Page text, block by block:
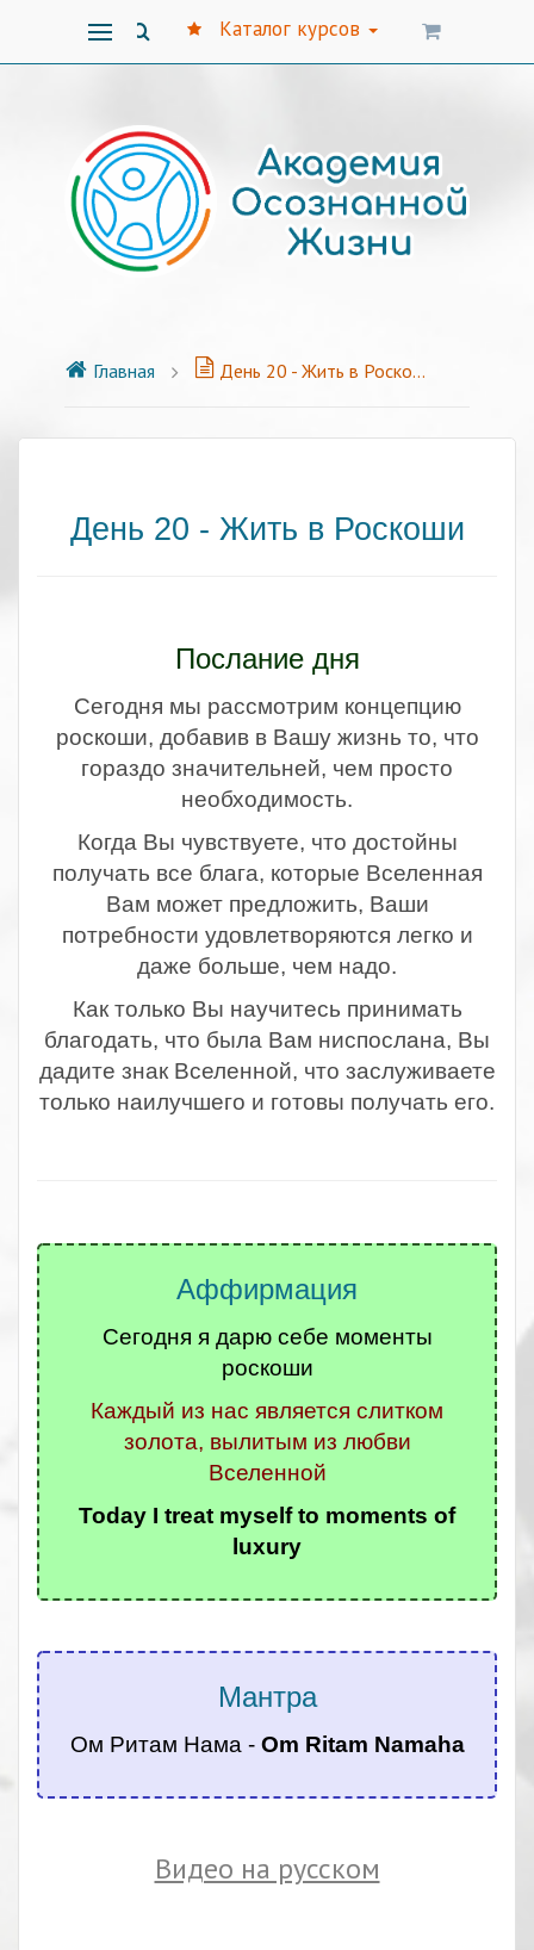
Каталог курсов
Главная День 20 - Жить в Роскоши
День 20 - Жить в Роскоши
Послание дня
Сегодня мы рассмотрим концепцию
роскоши, добавив в Вашу жизнь то, что
гораздо значительней, чем просто
необходимость.
Когда Вы чувствуете, что достойны
получать все блага, которые Вселенная
Вам может предложить, Ваши
потребности удовлетворяются легко и
даже больше, чем надо.
Как только Вы научитесь принимать
благодать, что была Вам ниспослана, Вы
дадите знак Вселенной, что заслуживаете
только наилучшего и готовы получать его.
Аффирмация
Сегодня я дарю себе моменты
роскоши
Каждый из нас является слитком
золота, вылитым из любви
Вселенной
Today I treat myself to moments of
luxury
Мантра
Ом Ритам Нама - Om Ritam Namaha
Видео на русском